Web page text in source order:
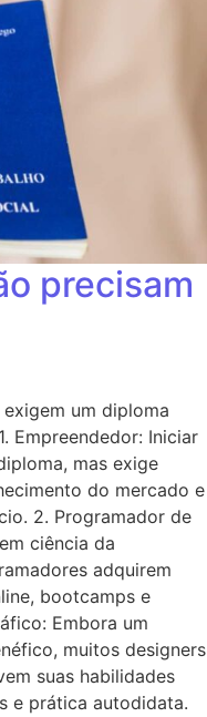
precisam
um diploma
Empreendedor: Iniciar
mas exige
do mercado e
2. Programador de
ciência da
adquirem
bootcamps e
Embora um
muitos designers
suas habilidades
e prática autodidata.